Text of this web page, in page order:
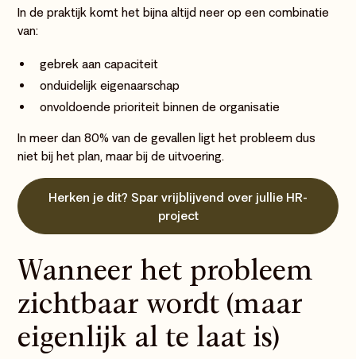
In de praktijk komt het bijna altijd neer op een combinatie
van:
gebrek aan capaciteit
onduidelijk eigenaarschap
onvoldoende prioriteit binnen de organisatie
In meer dan 80% van de gevallen ligt het probleem dus
niet bij het plan, maar bij de uitvoering.
Herken je dit? Spar vrijblijvend over jullie HR-
project
Wanneer het probleem
zichtbaar wordt (maar
eigenlijk al te laat is)